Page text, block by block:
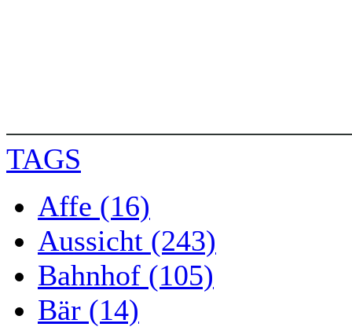
TAGS
Affe (16)
Aussicht (243)
Bahnhof (105)
Bär (14)